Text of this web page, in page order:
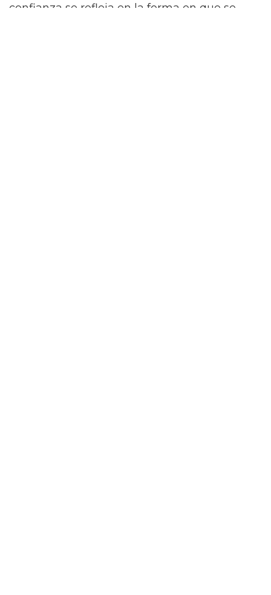
confianza se refleja en la forma en que se